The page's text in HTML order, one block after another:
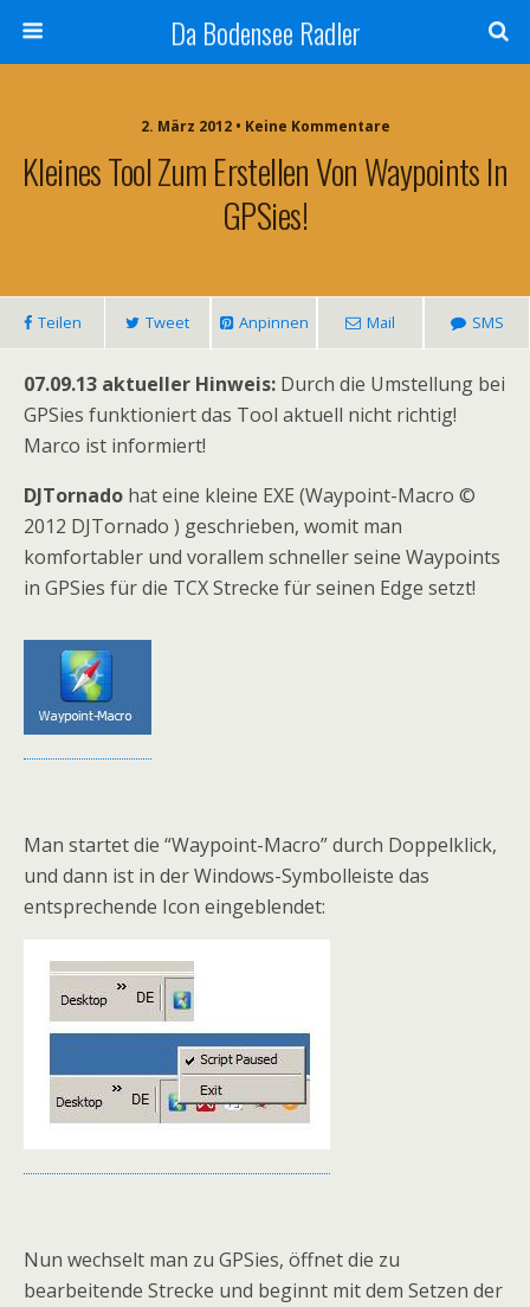
Da Bodensee Radler
2. März 2012 • Keine Kommentare
Kleines Tool Zum Erstellen Von Waypoints In
GPSies!
Teilen Tweet Anpinnen Mail SMS
07.09.13 aktueller Hinweis: Durch die Umstellung bei
GPSies funktioniert das Tool aktuell nicht richtig!
Marco ist informiert!
DJTornado hat eine kleine EXE (Waypoint-Macro ©
2012 DJTornado ) geschrieben, womit man
komfortabler und vorallem schneller seine Waypoints
in GPSies für die TCX Strecke für seinen Edge setzt!
Man startet die “Waypoint-Macro” durch Doppelklick,
und dann ist in der Windows-Symbolleiste das
entsprechende Icon eingeblendet:
Nun wechselt man zu GPSies, öffnet die zu
bearbeitende Strecke und beginnt mit dem Setzen der